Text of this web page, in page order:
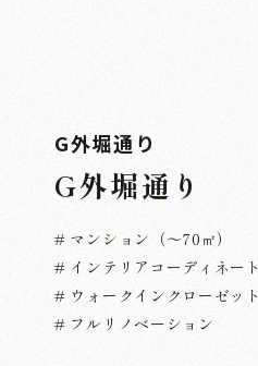
G外堀通り
G外堀通り
# マンション（～70㎡）
# インテリアコーディネート
# ウォークインクローゼット
# フルリノベーション